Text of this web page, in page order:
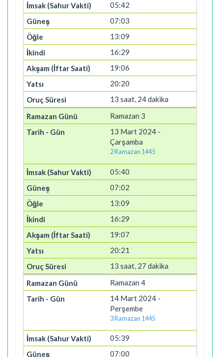
05:42
07:03
13:09
16:29
19:06
20:20
13 saat, 24 dakika
Ramazan 3
13 Mart 2024 -
Çarşamba
2 Ramazan 1445
05:40
07:02
13:09
16:29
19:07
20:21
13 saat, 27 dakika
Ramazan 4
14 Mart 2024 -
Perşembe
3 Ramazan 1445
05:39
07:00